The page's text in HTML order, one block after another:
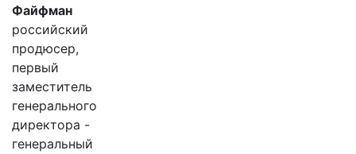
Файфман
российский
продюсер,
первый
заместитель
генерального
директора -
генеральный